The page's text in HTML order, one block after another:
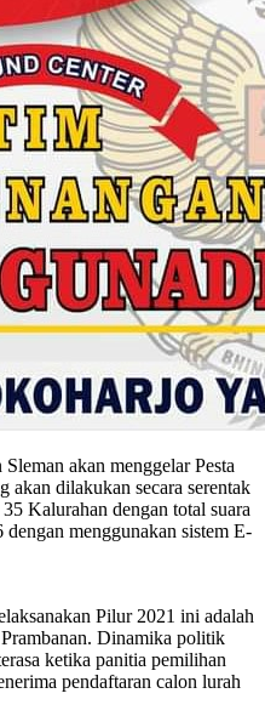
akan menggelar Pesta
akan dilakukan secara serentak
Kalurahan dengan total suara
menggunakan sistem E-
Pilur 2021 ini adalah
Dinamika politik
ketika panitia pemilihan
pendaftaran calon lurah